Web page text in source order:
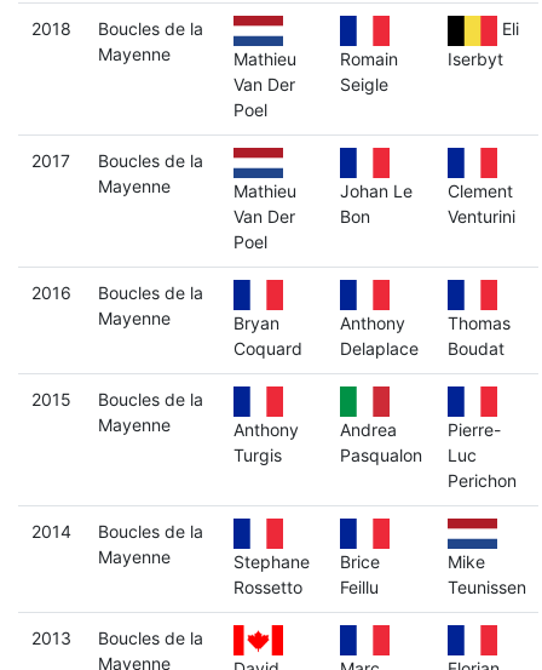
2018
Boucles de la
Mayenne
Mathieu
Van Der
Poel
Romain
Seigle
Eli
Iserbyt
2017
Boucles de la
Mayenne
Mathieu
Van Der
Poel
Johan Le
Bon
Clement
Venturini
2016
Boucles de la
Mayenne
Bryan
Coquard
Anthony
Delaplace
Thomas
Boudat
2015
Boucles de la
Mayenne
Anthony
Turgis
Andrea
Pasqualon
Pierre-
Luc
Perichon
2014
Boucles de la
Mayenne
Stephane
Rossetto
Brice
Feillu
Mike
Teunissen
2013
Boucles de la
Mayenne